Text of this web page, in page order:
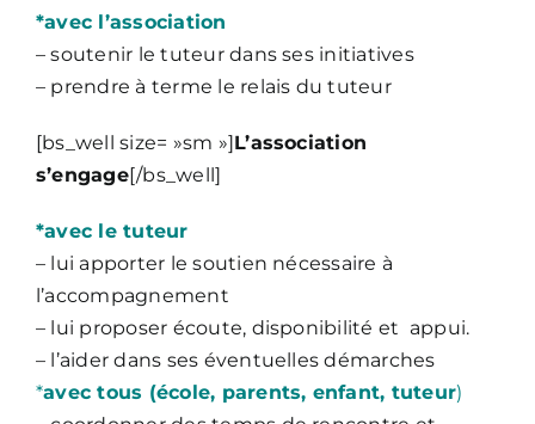
*avec l’association
– soutenir le tuteur dans ses initiatives
– prendre à terme le relais du tuteur
[bs_well size= »sm »]L’association
s’engage[/bs_well]
*avec le tuteur
– lui apporter le soutien nécessaire à
l’accompagnement
– lui proposer écoute, disponibilité et appui.
– l’aider dans ses éventuelles démarches
*avec tous (école, parents, enfant, tuteur)